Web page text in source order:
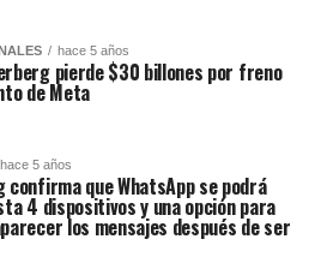
hace 5 años
pierde $30 billones por freno
de Meta
hace 5 años
confirma que WhatsApp se podrá
4 dispositivos y una opción para
los mensajes después de ser